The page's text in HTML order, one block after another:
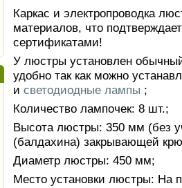
Каркас и электропроводка
материалов, что
сертификатами!
У люстры установлен
удобно так как можно
и светодиодные лампы ;
Количество лампочек: 8 шт.;
Высота люстры: 350 мм (без
(балдахина) закрывающей
Диаметр люстры: 450 мм;
Место установки люстры: На